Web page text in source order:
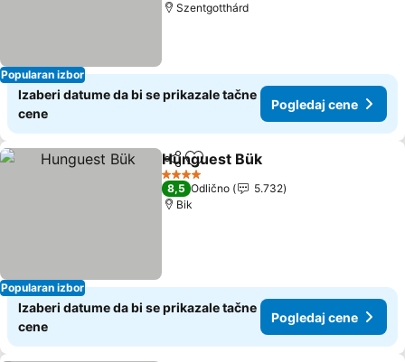
Popularan izbor
Szentgotthárd
Izaberi datume da bi se prikazale tačne
cene
Pogledaj cene
Popularan izbor
Deli Dodati u favorite
Hunguest Bük
4 Zvezdice
8,5 Odlično
5.732
Bik
Izaberi datume da bi se prikazale tačne
cene
Pogledaj cene